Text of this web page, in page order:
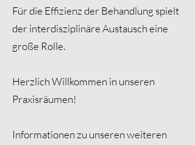
Für die Effizienz der Behandlung spielt
der interdisziplinäre Austausch eine
große Rolle.
Herzlich Willkommen in unseren
Praxisräumen!
Informationen zu unseren weiteren